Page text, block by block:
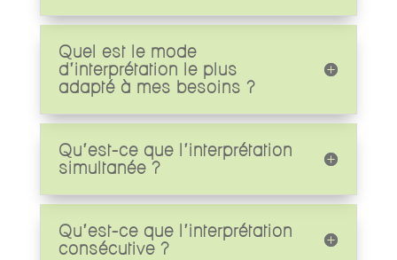
Quel est le mode
d’interprétation le plus
adapté à mes besoins ?
Qu’est-ce que l’interprétation
simultanée ?
Qu’est-ce que l’interprétation
consécutive ?